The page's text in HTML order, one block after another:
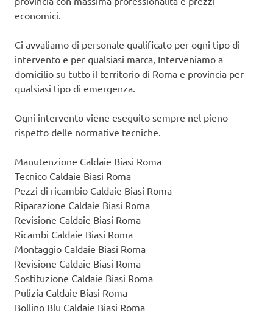
economici.
Ci avvaliamo di personale qualificato per ogni tipo di
intervento e per qualsiasi marca, Interveniamo a
domicilio su tutto il territorio di Roma e provincia per
qualsiasi tipo di emergenza.
Ogni intervento viene eseguito sempre nel pieno
rispetto delle normative tecniche.
Manutenzione Caldaie Biasi Roma
Tecnico Caldaie Biasi Roma
Pezzi di ricambio Caldaie Biasi Roma
Riparazione Caldaie Biasi Roma
Revisione Caldaie Biasi Roma
Ricambi Caldaie Biasi Roma
Montaggio Caldaie Biasi Roma
Revisione Caldaie Biasi Roma
Sostituzione Caldaie Biasi Roma
Pulizia Caldaie Biasi Roma
Bollino Blu Caldaie Biasi Roma